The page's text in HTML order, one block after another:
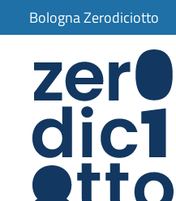
Bologna Zerodiciotto